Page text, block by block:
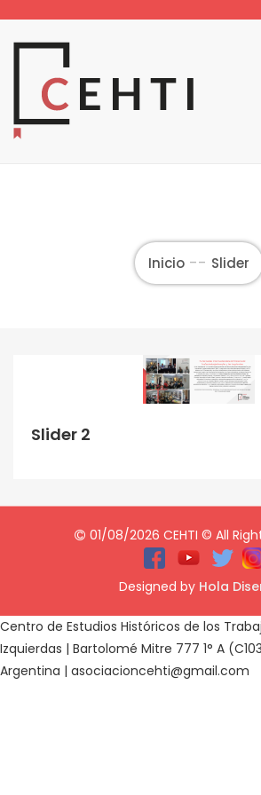
content
Inicio Slider
Slider 2
01/08/2026 CEHTI © All
Designed by Hola
Centro de Estudios Históricos de los
Izquierdas | Bartolomé Mitre 777 1° A
Argentina | asociacioncehti@gmail.com